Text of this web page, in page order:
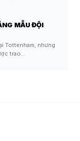
MẪU ĐỘI
Tottenham, nhưng
trao…